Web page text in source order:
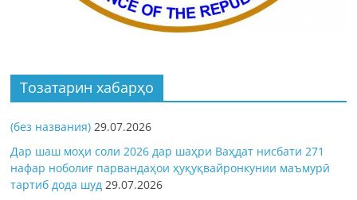
Тозатарин хабарҳо
(без названия) 29.07.2026
Дар шаш моҳи соли 2026 дар шаҳри Ваҳдат нисбати 271
нафар ноболиғ парвандаҳои ҳуқуқвайронкунии маъмурӣ
тартиб дода шуд 29.07.2026